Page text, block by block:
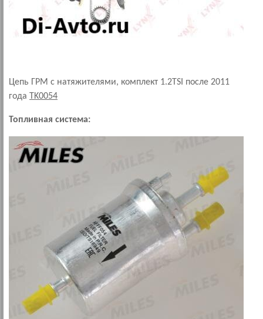
Цепь ГРМ с натяжителями, комплект 1.2TSI после 2011
года
TK0054
Топливная система: